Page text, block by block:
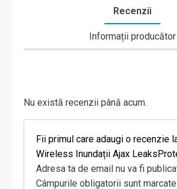
Recenzii
Informații producător
Nu există recenzii până acum.
Fii primul care adaugi o recenzie
Wireless Inundații Ajax
Adresa ta de email nu va fi
Câmpurile obligatorii sunt